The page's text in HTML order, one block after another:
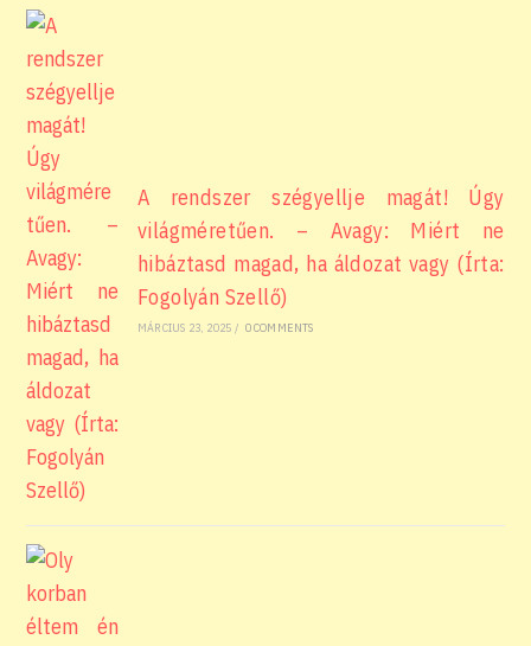
A rendszer szégyellje magát! Úgy
világméretűen. – Avagy: Miért ne
hibáztasd magad, ha áldozat vagy (Írta:
Fogolyán Szellő)
MÁRCIUS 23, 2025 / 0 COMMENTS